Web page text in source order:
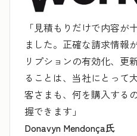
「見積もりだけで内容が
ました。正確な請求情報
リプションの有効化、更
ることは、当社にとって
客さまも、何を購入する
握できます」
Donavyn Mendonça氏